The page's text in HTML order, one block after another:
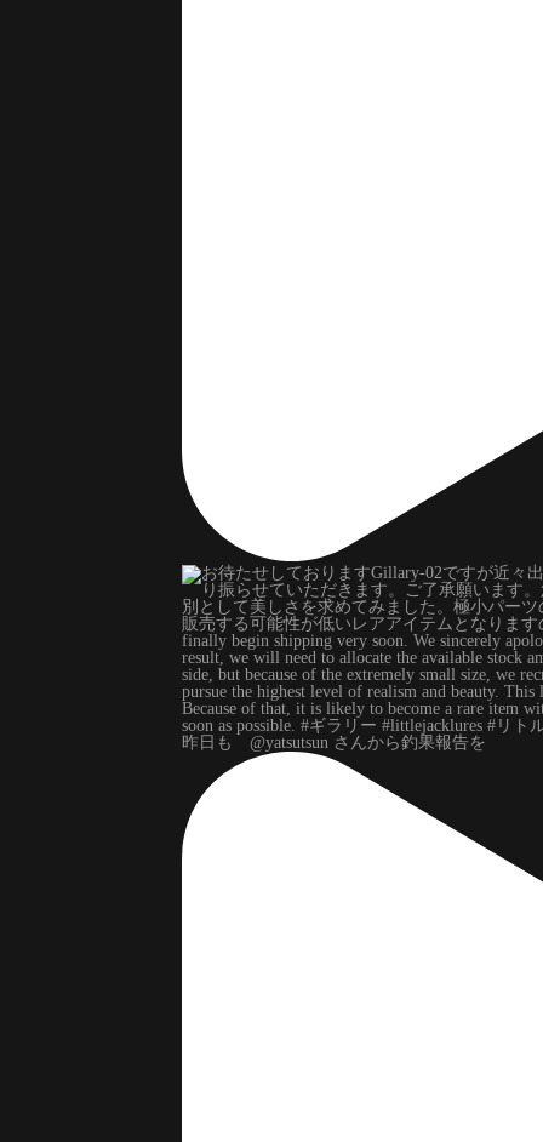
昨日も @yatsutsun さんから釣果報告を